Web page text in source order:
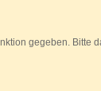
gegeben. Bitte